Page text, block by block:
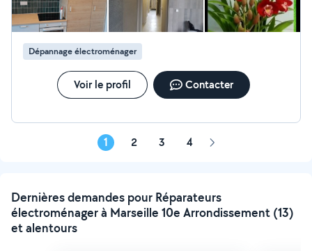
Dépannage électroménager
Voir le profil Contacter
1 2 3 4 Page
Dernières demandes pour Réparateurs
électroménager à Marseille 10e Arrondissement (13)
et alentours